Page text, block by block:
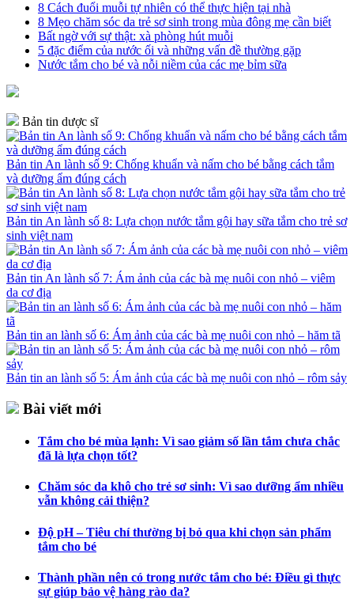
8 Cách đuổi muỗi tự nhiên có thể thực hiện tại nhà
8 Mẹo chăm sóc da trẻ sơ sinh trong mùa đông mẹ cần biết
Bất ngờ với sự thật: xà phòng hút muỗi
5 đặc điểm của nước ối và những vấn đề thường gặp
Nước tắm cho bé và nỗi niềm của các mẹ bỉm sữa
Bản tin dược sĩ
Bản tin An lành số 9: Chống khuẩn và nấm cho bé bằng cách tắm
và dưỡng ẩm đúng cách
Bản tin An lành số 8: Lựa chọn nước tắm gội hay sữa tắm cho trẻ sơ
sinh việt nam
Bản tin An lành số 7: Ám ảnh của các bà mẹ nuôi con nhỏ – viêm
da cơ địa
Bản tin an lành số 6: Ám ảnh của các bà mẹ nuôi con nhỏ – hăm tã
Bản tin an lành số 5: Ám ảnh của các bà mẹ nuôi con nhỏ – rôm sảy
Bài viết mới
Tắm cho bé mùa lạnh: Vì sao giảm số lần tắm chưa chắc
đã là lựa chọn tốt?
Chăm sóc da khô cho trẻ sơ sinh: Vì sao dưỡng ẩm nhiều
vẫn không cải thiện?
Độ pH – Tiêu chí thường bị bỏ qua khi chọn sản phẩm
tắm cho bé
Thành phần nên có trong nước tắm cho bé: Điều gì thực
sự giúp bảo vệ hàng rào da?